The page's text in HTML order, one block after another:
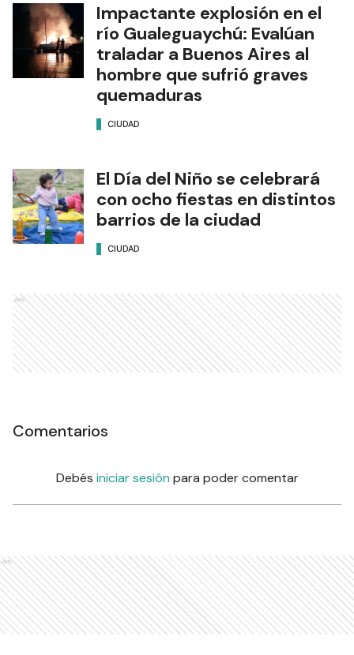
Impactante explosión en el
río Gualeguaychú: Evalúan
traladar a Buenos Aires al
hombre que sufrió graves
quemaduras
CIUDAD
El Día del Niño se celebrará
con ocho fiestas en distintos
barrios de la ciudad
CIUDAD
Ads
Comentarios
Debés iniciar sesión para poder comentar
Ads